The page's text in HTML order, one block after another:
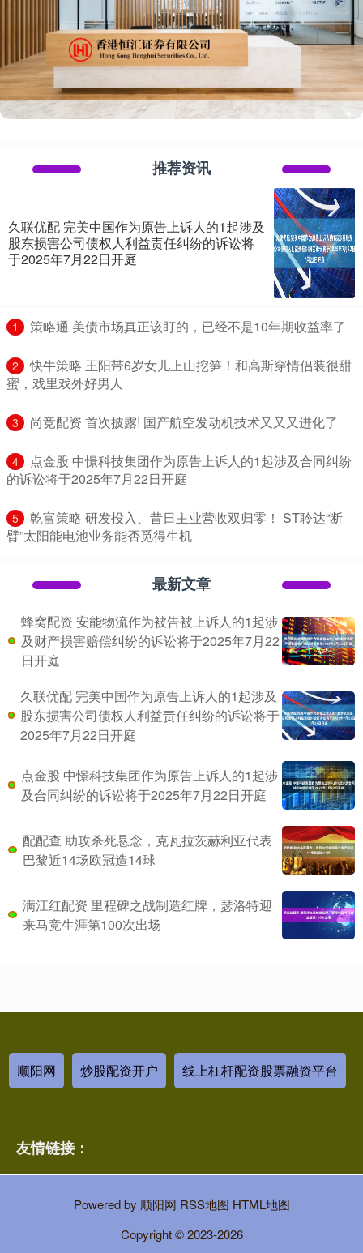
推荐资讯
久联优配 完美中国作为原告上诉人的1起涉及
股东损害公司债权人利益责任纠纷的诉讼将
于2025年7月22日开庭
1 ​策略通 美债市场真正该盯的，已经不是10年期收益率了
2
​快牛策略 王阳带6岁女儿上山挖笋！和高斯穿情侣装很甜
蜜，戏里戏外好男人
3 ​尚竞配资 首次披露! 国产航空发动机技术又又又进化了
4
​点金股 中憬科技集团作为原告上诉人的1起涉及合同纠纷
的诉讼将于2025年7月22日开庭
5
​乾富策略 研发投入、昔日主业营收双归零！ ST聆达“断
臂”太阳能电池业务能否觅得生机
最新文章
蜂窝配资 安能物流作为被告被上诉人的1起涉
及财产损害赔偿纠纷的诉讼将于2025年7月22
日开庭
久联优配 完美中国作为原告上诉人的1起涉及
股东损害公司债权人利益责任纠纷的诉讼将于
2025年7月22日开庭
点金股 中憬科技集团作为原告上诉人的1起涉
及合同纠纷的诉讼将于2025年7月22日开庭
配配查 助攻杀死悬念，克瓦拉茨赫利亚代表
巴黎近14场欧冠造14球
满江红配资 里程碑之战制造红牌，瑟洛特迎
来马竞生涯第100次出场
顺阳网 炒股配资开户 线上杠杆配资股票融资平台
友情链接：
Powered by 顺阳网 RSS地图 HTML地图
Copyright© 2023-2026